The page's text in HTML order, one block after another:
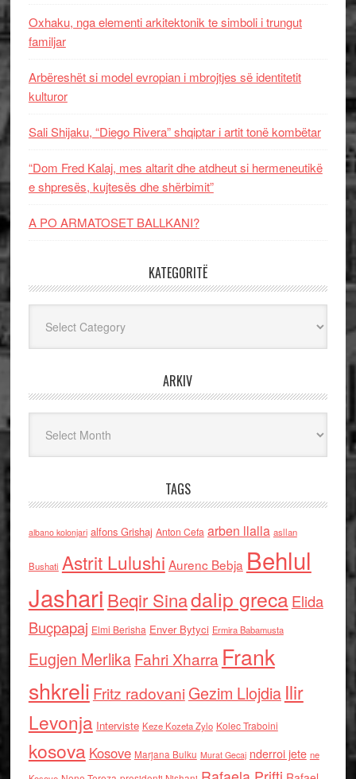
Oxhaku, nga elementi arkitektonik te simboli i trungut
familjar
Arbëreshët si model evropian i mbrojtjes së identitetit
kulturor
Sali Shijaku, “Diego Rivera” shqiptar i artit tonë kombëtar
“Dom Fred Kalaj, mes altarit dhe atdheut si hermeneutikë
e shpresës, kujtesës dhe shërbimit”
A PO ARMATOSET BALLKANI?
KATEGORITË
ARKIV
TAGS
albano kolonjari alfons Grishaj Anton Cefa arben llalla asllan
Bushati Astrit Lulushi Aurenc Bebja Behlul
Jashari Beqir Sinadalip grecaElida
Buçpapaj Elmi Berisha Enver Bytyci Ermira Babamusta
Eugjen MerlikaFahri Xharra Frank
shkreli Fritz radovaniGezim Llojdia Ilir
Levonja Interviste Keze Kozeta Zylo Kolec Traboini
kosova Kosove Marjana Bulku Murat Gecaj nderroi jete ne